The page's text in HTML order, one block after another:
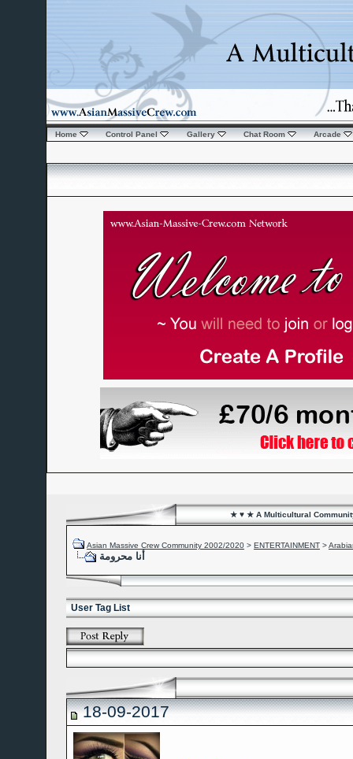
Home Control Panel Gallery Chat Room Arcade
★ ♥ ★ A Multicultural
Asian Massive Crew Community 2002/2020 > ENTERTAINMENT >
أنا محرومة
User Tag List
18-09-2017